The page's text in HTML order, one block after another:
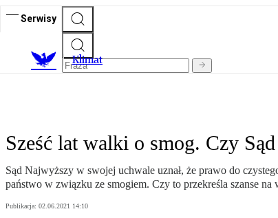
Serwisy
Klimat
Sześć lat walki o smog. Czy
Sąd Najwyższy w swojej uchwale uznał, że prawo do
państwo w związku ze smogiem. Czy to przekreśla szanse
Publikacja: 02.06.2021 14:10